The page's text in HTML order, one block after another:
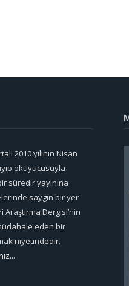
2010 yılının Nisan
okuyucusuyla
süredir yayınına
saygın bir yer
Dergisi’nin
eden bir
niyetindedir.